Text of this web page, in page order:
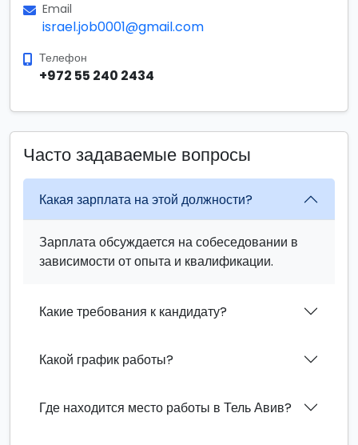
Email
israel.job0001@gmail.com
Телефон
+972 55 240 2434
Часто задаваемые вопросы
Какая зарплата на этой должности?
Зарплата обсуждается на собеседовании в
зависимости от опыта и квалификации.
Какие требования к кандидату?
Какой график работы?
Где находится место работы в Тель Авив?